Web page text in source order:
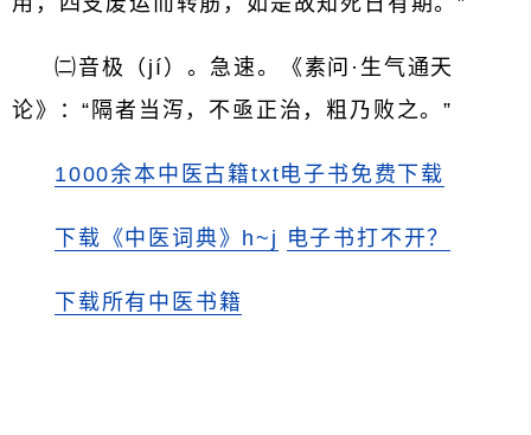
㈡音极（jí）。急速。《素问·生气通天
论》：“隔者当泻，不亟正治，粗乃败之。”
1000余本中医古籍txt电子书免费下载
下载《中医词典》h~j 电子书打不开？
下载所有中医书籍